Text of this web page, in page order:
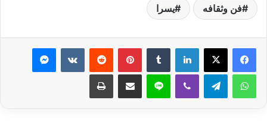
فن وثقافه يسرا
لينكدإن بينتيريست ماسنجر
واتساب تيلقرام ڤايبر لاين مشاركة عبر البريد طباعة